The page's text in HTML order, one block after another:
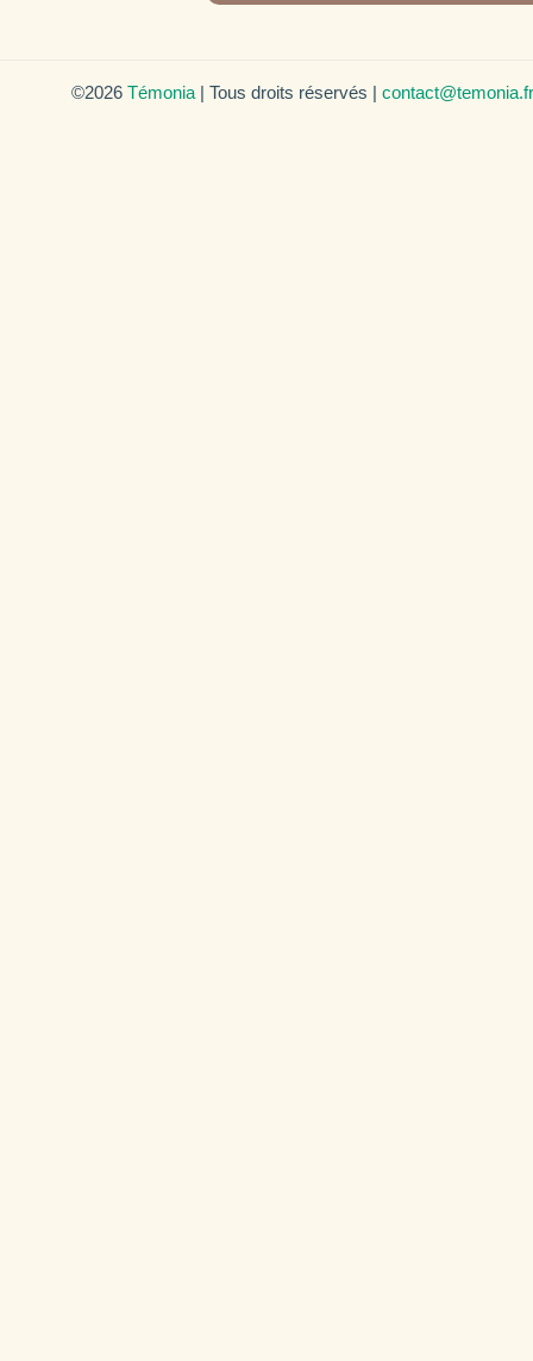
©2026 Témonia | Tous droits réservés | contact@temonia.fr